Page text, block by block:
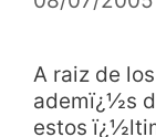
A raiz de
ademï¿½s
estos